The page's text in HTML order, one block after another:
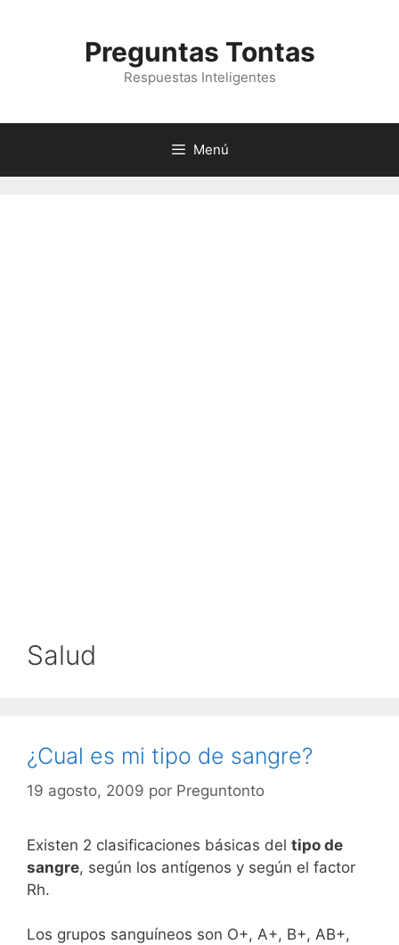
Preguntas Tontas
Respuestas Inteligentes
Menú
Salud
¿Cual es mi tipo de sangre?
19 agosto, 2009 por Preguntonto
Existen 2 clasificaciones básicas del tipo de
sangre, según los antígenos y según el factor
Rh.
Los grupos sanguíneos son O+, A+, B+, AB+,